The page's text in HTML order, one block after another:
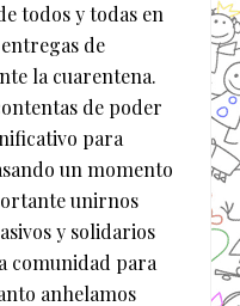
todos y todas en
de
la cuarentena.
de poder
para
un momento
unirnos
y solidarios
comunidad para
anhelamos